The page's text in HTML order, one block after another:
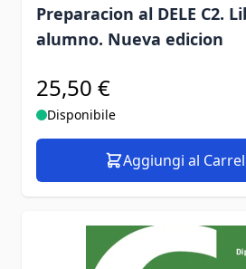
Preparacion al DELE C2.
alumno. Nueva edicion
25,50 €
Disponibile
Aggiungi al